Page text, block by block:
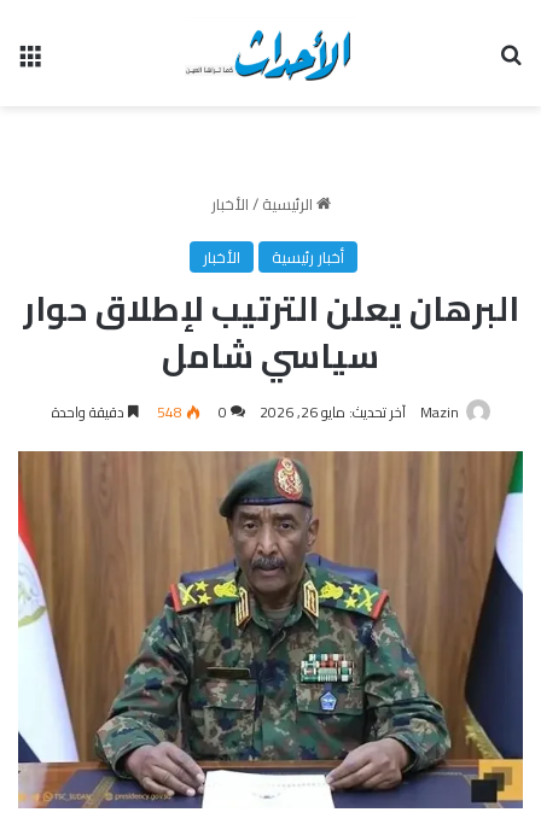
الرئيسية/الأخبار
أخبار رئيسية
الأخبار
البرهان يعلن الترتيب لإطلاق حوار
سياسي شامل
Mazin آخر تحديث: مايو 26, 2026 0
548 دقيقة واحدة